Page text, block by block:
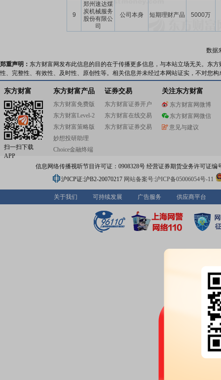
9
郑州速达煤
炭机械服务
股份有限公
司
公司本身 短期理财产品 5000万
数据
郑重声明： 东方财富网发布此信息的目的在于传播更多信息，与本站立场无关。东
性、完整性、有效性、及时性、原创性等。相关信息并未经过本网站证实，不对您
东方财富
扫一扫下载
APP
东方财富产品
东方财富免费版
东方财富Level-2
东方财富策略版
妙想投研助理
Choice金融终端
证券交易
东方财富证券开户
东方财富在线交易
东方财富证券交易
关注东方财富
东方财富网微博
东方财富网微信
意见与建议
信息网络传播视听节目许可证：0908328号 经营证券期货业务许可证编
沪ICP证:沪B2-20070217 网站备案号:沪ICP备05006054号-11
关于我们 可持续发展 广告服务 供应商平台